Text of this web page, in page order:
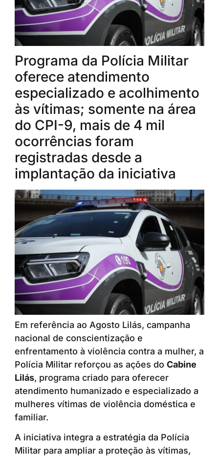
Programa da Polícia Militar
oferece atendimento
especializado e acolhimento
às vítimas; somente na área
do CPI-9, mais de 4 mil
ocorrências foram
registradas desde a
implantação da iniciativa
Em referência ao Agosto Lilás, campanha
nacional de conscientização e
enfrentamento à violência contra a mulher, a
Polícia Militar reforçou as ações do Cabine
Lilás, programa criado para oferecer
atendimento humanizado e especializado a
mulheres vítimas de violência doméstica e
familiar.
A iniciativa integra a estratégia da Polícia
Militar para ampliar a proteção às vítimas,